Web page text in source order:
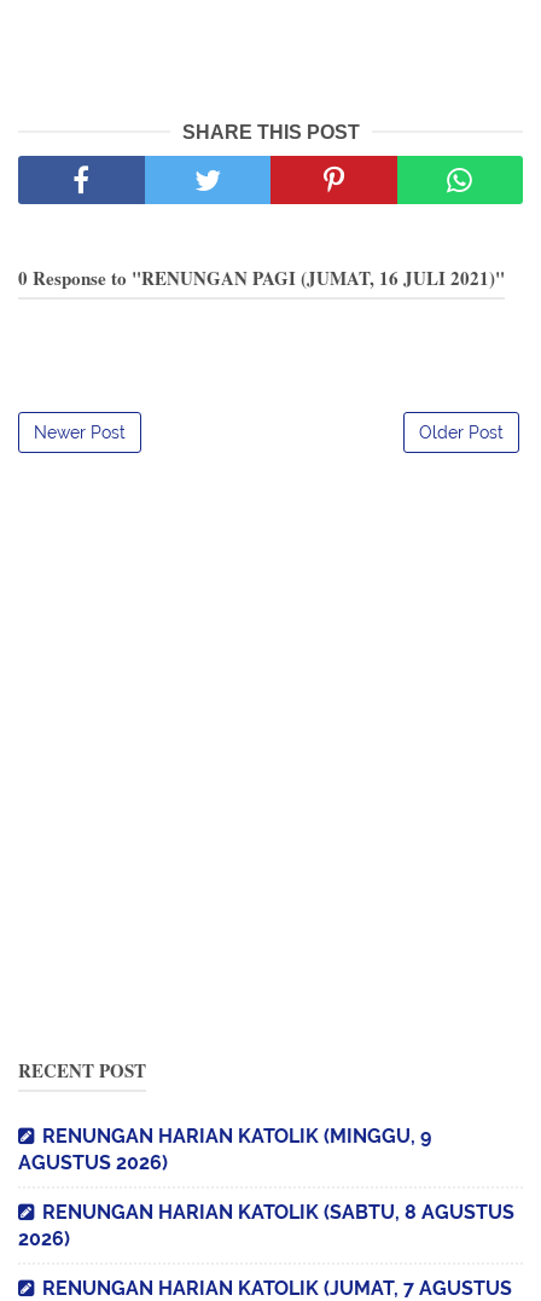
SHARE THIS POST
0 Response to "RENUNGAN PAGI (JUMAT, 16 JULI 2021)"
Newer Post Older Post
RECENT POST
RENUNGAN HARIAN KATOLIK (MINGGU, 9
AGUSTUS 2026)
RENUNGAN HARIAN KATOLIK (SABTU, 8 AGUSTUS
2026)
RENUNGAN HARIAN KATOLIK (JUMAT, 7 AGUSTUS